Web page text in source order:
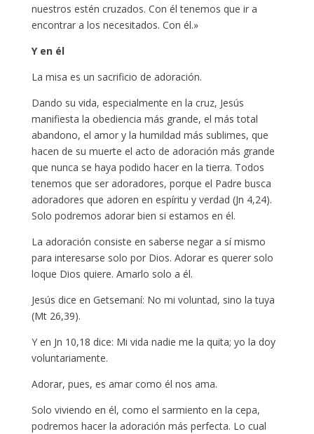
nuestros estén cruzados. Con él tenemos que ir a
encontrar a los necesitados. Con él.»
Y en él
La misa es un sacrificio de adoración.
Dando su vida, especialmente en la cruz, Jesús
manifiesta la obediencia más grande, el más total
abandono, el amor y la humildad más sublimes, que
hacen de su muerte el acto de adoración más grande
que nunca se haya podido hacer en la tierra. Todos
tenemos que ser adoradores, porque el Padre busca
adoradores que adoren en espíritu y verdad (Jn 4,24).
Solo podremos adorar bien si estamos en él.
La adoración consiste en saberse negar a sí mismo
para interesarse solo por Dios. Adorar es querer solo
loque Dios quiere. Amarlo solo a él.
Jesús dice en Getsemaní: No mi voluntad, sino la tuya
(Mt 26,39).
Y en Jn 10,18 dice: Mi vida nadie me la quita; yo la doy
voluntariamente.
Adorar, pues, es amar como él nos ama.
Solo viviendo en él, como el sarmiento en la cepa,
podremos hacer la adoración más perfecta. Lo cual